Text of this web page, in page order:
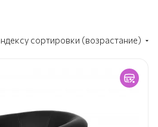
сортировки (возрастание)